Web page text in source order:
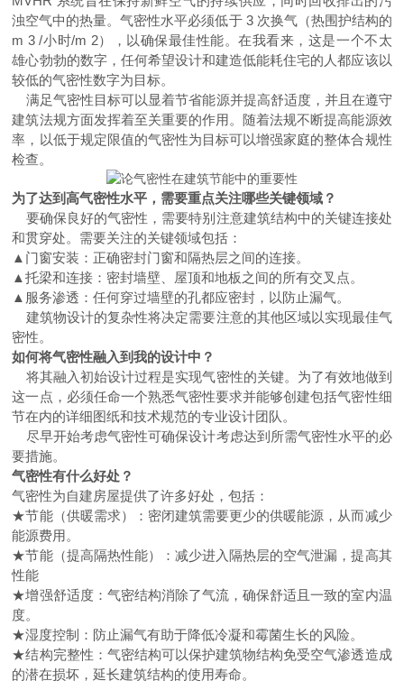
浊空气中的热量。气密性水平必须低于 3 次换气（热围护结构的
m 3 /小时/m 2），以确保最佳性能。在我看来，这是一个不太
雄心勃勃的数字，任何希望设计和建造低能耗住宅的人都应该以
较低的气密性数字为目标。
满足气密性目标可以显着节省能源并提高舒适度，并且在遵守
建筑法规方面发挥着至关重要的作用。随着法规不断提高能源效
率，以低于规定限值的气密性为目标可以增强家庭的整体合规性
检查。
为了达到高气密性水平，需要重点关注哪些关键领域？
要确保良好的气密性，需要特别注意建筑结构中的关键连接处
和贯穿处。需要关注的关键领域包括：
▲门窗安装：正确密封门窗和隔热层之间的连接。
▲托梁和连接：密封墙壁、屋顶和地板之间的所有交叉点。
▲服务渗透：任何穿过墙壁的孔都应密封，以防止漏气。
建筑物设计的复杂性将决定需要注意的其他区域以实现最佳气
密性。
如何将气密性融入到我的设计中？
将其融入初始设计过程是实现气密性的关键。为了有效地做到
这一点，必须任命一个熟悉气密性要求并能够创建包括气密性细
节在内的详细图纸和技术规范的专业设计团队。
尽早开始考虑气密性可确保设计考虑达到所需气密性水平的必
要措施。
气密性有什么好处？
气密性为自建房屋提供了许多好处，包括：
★节能（供暖需求）：密闭建筑需要更少的供暖能源，从而减少
能源费用。
★节能（提高隔热性能）：减少进入隔热层的空气泄漏，提高其
性能
★增强舒适度：气密结构消除了气流，确保舒适且一致的室内温
度。
★湿度控制：防止漏气有助于降低冷凝和霉菌生长的风险。
★结构完整性：气密结构可以保护建筑物结构免受空气渗透造成
的潜在损坏，延长建筑结构的使用寿命。